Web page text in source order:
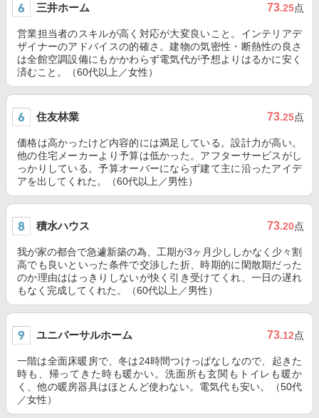
三井ホーム 73.25点
営業担当者のスキルが高く対応が大変良いこと。インテリアデ
ザイナーのアドバイスの的確さ。建物の気密性・断熱性の良さ
は全館空調設備にもかかわらず電気代が予想よりはるかに安く
済むこと。（60代以上／女性）
住友林業 73.25点
価格は高かったけど内容的には満足している。設計力が高い。
他の住宅メーカーより予算は低かった。アフターサービスがし
っかりしている。予算オーバーにならず建て主に沿ったアイデ
アを出してくれた。（60代以上／男性）
積水ハウス 73.20点
我が家の都合で急遽新築の為、工期が3ヶ月少ししかなく少々割
高でも良いといった条件で交渉した折、時期的に閑散期だった
のか理由ははっきりしないが快く引き受けてくれ、一日の遅れ
もなく完成してくれた。（60代以上／男性）
ユニバーサルホーム 73.12点
一階は全面床暖房で、冬は24時間つけっぱなしなので、起きた
時も、帰ってきた時も暖かい。洗面所も玄関もトイレも暖か
く、他の暖房器具はほとんど使わない。電気代も安い。（50代
／女性）